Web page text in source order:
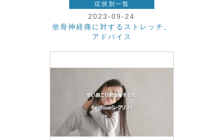
症状別一覧
2023-09-24
坐骨神経痛に対するストレッチ、
アドバイス